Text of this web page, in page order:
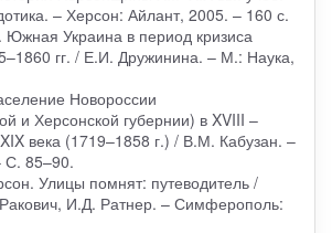
– Херсон: Айлант, 2005. – 160 с.
Украина в период кризиса
гг. / Е.И. Дружинина. – М.: Наука,
Новороссии
и Херсонской губернии) в XVIII –
века (1719–1858 г.) / В.М. Кабузан. –
С. 85–90.
Улицы помнят: путеводитель /
И.Д. Ратнер. – Симферополь: